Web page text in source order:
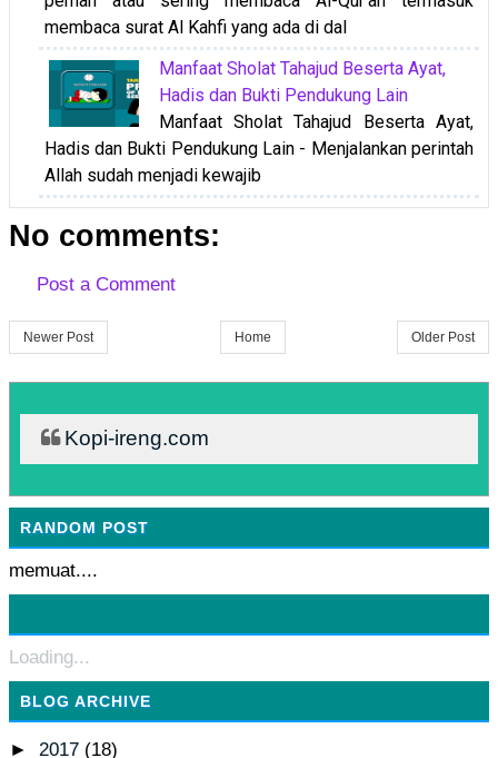
membaca surat Al Kahfi yang ada di dal
Manfaat Sholat Tahajud Beserta Ayat,
Hadis dan Bukti Pendukung Lain
Manfaat Sholat Tahajud Beserta Ayat,
Hadis dan Bukti Pendukung Lain - Menjalankan perintah
Allah sudah menjadi kewajib
No comments:
Post a Comment
Newer Post Older Post
Home
Kopi-ireng.com
RANDOM POST
memuat....
Loading...
BLOG ARCHIVE
► 2017 (18)